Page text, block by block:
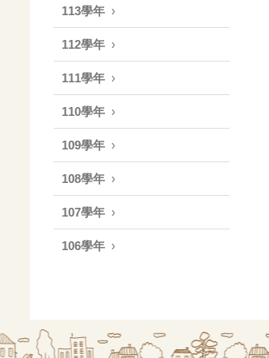
113學年
112學年
111學年
110學年
109學年
108學年
107學年
106學年